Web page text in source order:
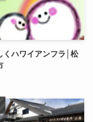
くハワイアンフラ│松